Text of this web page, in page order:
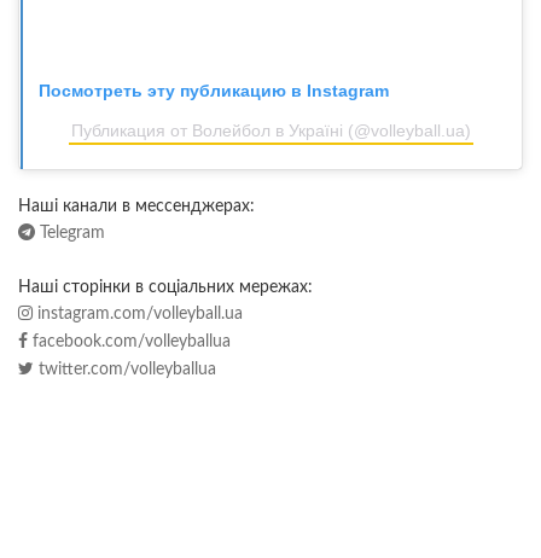
Посмотреть эту публикацию в Instagram
Публикация от Волейбол в Україні (@volleyball.ua)
Наші канали в мессенджерах:
Telegram
Наші сторінки в соціальних мережах:
instagram.com/volleyball.ua
facebook.com/volleyballua
twitter.com/volleyballua